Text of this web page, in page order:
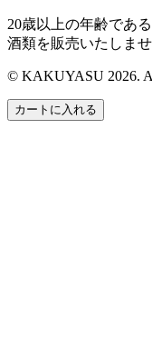
20歳以上の年齢であ
酒類を販売いたしませ
© KAKUYASU 2026.
カートに入れる